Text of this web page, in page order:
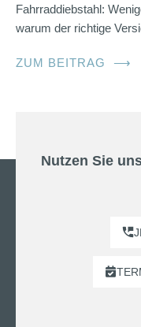
Fahrraddiebstahl:
warum der richtige
ZUM BEITRAG ⟶
Nutzen Sie